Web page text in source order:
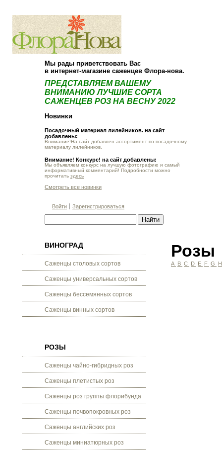
Мы рады приветствовать Вас
в интернет-магазине саженцев Флора-нова.
ПРЕДСТАВЛЯЕМ ВАШЕМУ
ВНИМАНИЮ ЛУЧШИЕ СОРТА
САЖЕНЦЕВ РОЗ НА ВЕСНУ 2022
Новинки
Посадочный материал лилейников. на сайт
добавлены:
Внимание!На сайт добавлен ассортимент по посадочному
материалу лилейников.
Внимание! Конкурс! на сайт добавлены:
Мы объявляем конкурс на лучшую фотографию и самый
информативный комментарий! Подробности можно
прочитать здесь
Смотреть все новинки
Войти Зарегистрироваться
ВИНОГРАД
Саженцы столовых сортов
Саженцы универсальных сортов
Саженцы бессемянных сортов
Саженцы винных сортов
РОЗЫ
Саженцы чайно-гибридных роз
Саженцы плетистых роз
Саженцы роз группы флорибунда
Саженцы почвопокровных роз
Саженцы английских роз
Саженцы миниатюрных роз
Розы
A B C D E F G